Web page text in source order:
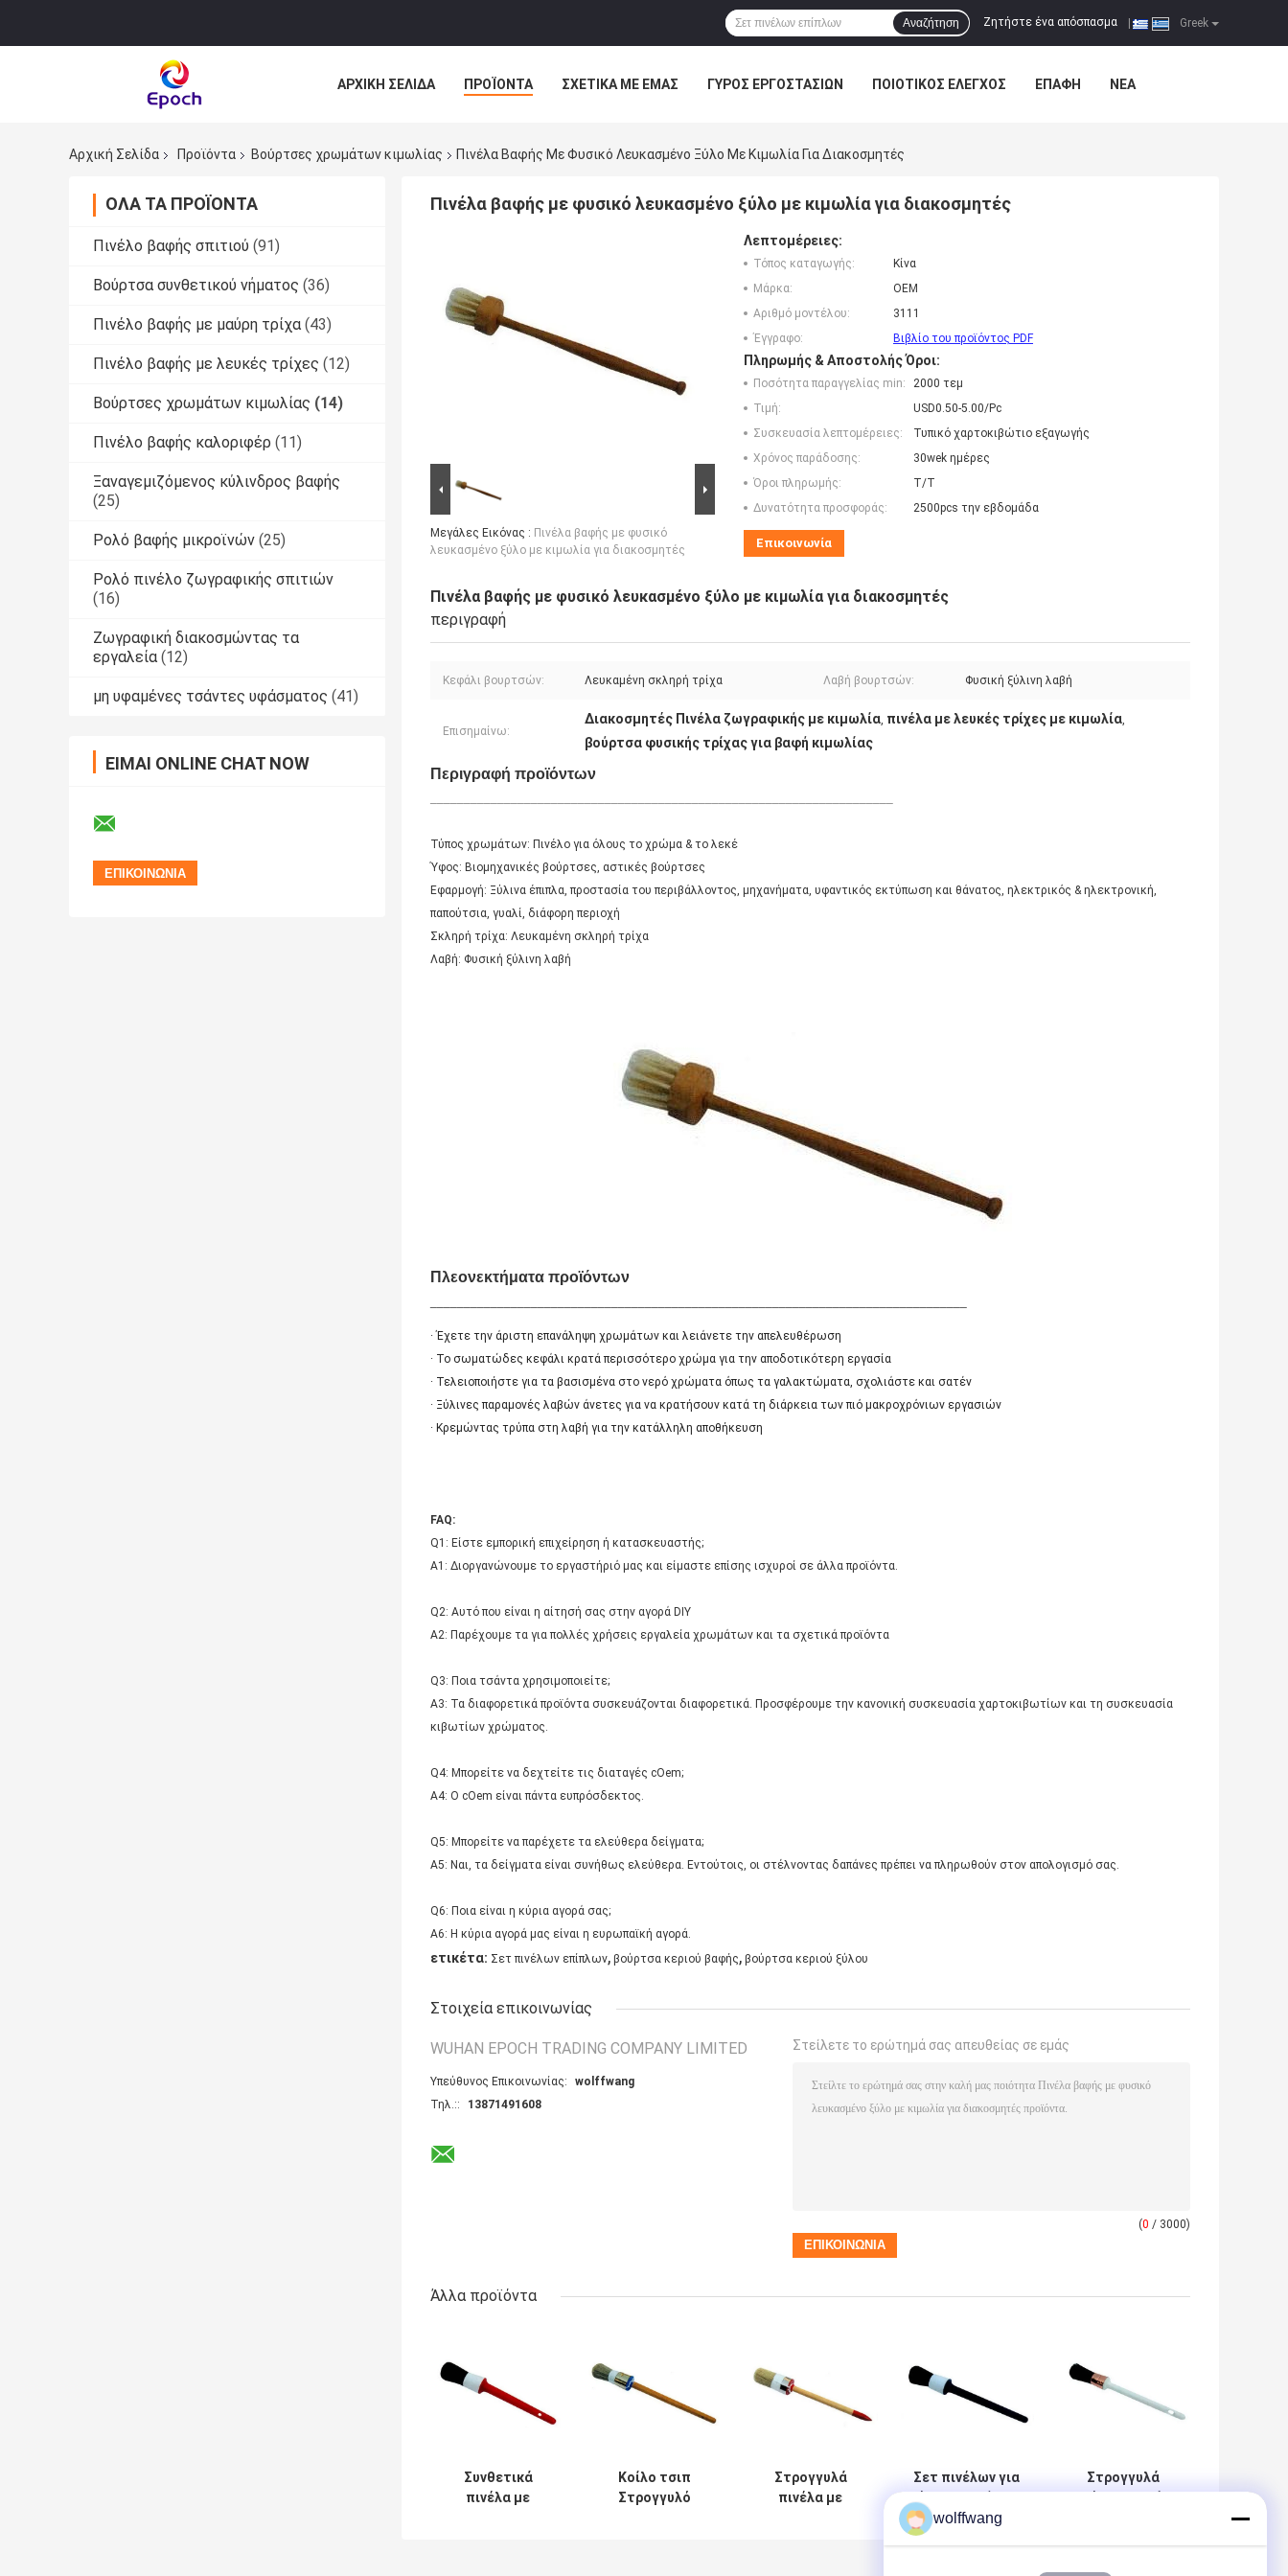
Greek
Ζητήστε ένα απόσπασμα
Αναζήτηση
ΑΡΧΙΚΉ ΣΕΛΊΔΑ ΠΡΟΪΌΝΤΑ ΣΧΕΤΙΚΆ ΜΕ ΕΜΆΣ ΓΎΡΟΣ ΕΡΓΟΣΤΑΣΊΩΝ ΠΟΙΟΤΙΚΌΣ ΈΛΕΓΧΟΣ ΕΠΑΦΉ ΝΈΑ
Αρχική Σελίδα
Προϊόντα Βούρτσες χρωμάτων κιμωλίας Πινέλα Βαφής Με Φυσικό Λευκασμένο Ξύλο Με Κιμωλία Για Διακοσμητές
ΌΛΑ ΤΑ ΠΡΟΪΌΝΤΑ
Πινέλο βαφής σπιτιού (91)
Βούρτσα συνθετικού νήματος (36)
Πινέλο βαφής με μαύρη τρίχα (43)
Πινέλο βαφής με λευκές τρίχες (12)
Βούρτσες χρωμάτων κιμωλίας (14)
Πινέλο βαφής καλοριφέρ (11)
Ξαναγεμιζόμενος κύλινδρος βαφής
(25)
Ρολό βαφής μικροϊνών (25)
Ρολό πινέλο ζωγραφικής σπιτιών
(16)
Ζωγραφική διακοσμώντας τα
εργαλεία (12)
μη υφαμένες τσάντες υφάσματος (41)
ΕΊΜΑΙ ONLINE CHAT NOW
Πινέλα βαφής με φυσικό λευκασμένο ξύλο με κιμωλία για διακοσμητές
Μεγάλες Εικόνας : Πινέλα βαφής με φυσικό
λευκασμένο ξύλο με κιμωλία για διακοσμητές
Λεπτομέρειες:
Τόπος καταγωγής:
Κίνα
Μάρκα:
OEM
Αριθμό μοντέλου:
3111
Έγγραφο:
Βιβλίο του προϊόντος PDF
Πληρωμής & Αποστολής Όροι:
Ποσότητα παραγγελίας min:
2000 τεμ
Τιμή:
USD0.50-5.00/Pc
Συσκευασία λεπτομέρειες:
Τυπικό χαρτοκιβώτιο εξαγωγής
Χρόνος παράδοσης:
30wek ημέρες
Όροι πληρωμής:
T/T
Δυνατότητα προσφοράς:
2500pcs την εβδομάδα
Επικοινωνία
Πινέλα βαφής με φυσικό λευκασμένο ξύλο με κιμωλία για διακοσμητές
περιγραφή
Κεφάλι βουρτσών: Λευκαμένη σκληρή τρίχα Λαβή βουρτσών: Φυσική ξύλινη λαβή
Επισημαίνω:
Διακοσμητές Πινέλα ζωγραφικής με κιμωλία, πινέλα με λευκές τρίχες με κιμωλία,
βούρτσα φυσικής τρίχας για βαφή κιμωλίας
Περιγραφή προϊόντων
Τύπος χρωμάτων: Πινέλο για όλους το χρώμα & το λεκέ
Ύφος: Βιομηχανικές βούρτσες, αστικές βούρτσες
Εφαρμογή: Ξύλινα έπιπλα, προστασία του περιβάλλοντος, μηχανήματα, υφαντικός εκτύπωση και θάνατος, ηλεκτρικός & ηλεκτρονική,
παπούτσια, γυαλί, διάφορη περιοχή
Σκληρή τρίχα: Λευκαμένη σκληρή τρίχα
Λαβή: Φυσική ξύλινη λαβή
Πλεονεκτήματα προϊόντων
· Έχετε την άριστη επανάληψη χρωμάτων και λειάνετε την απελευθέρωση
· Το σωματώδες κεφάλι κρατά περισσότερο χρώμα για την αποδοτικότερη εργασία
· Τελειοποιήστε για τα βασισμένα στο νερό χρώματα όπως τα γαλακτώματα, σχολιάστε και σατέν
· Ξύλινες παραμονές λαβών άνετες για να κρατήσουν κατά τη διάρκεια των πιό μακροχρόνιων εργασιών
· Κρεμώντας τρύπα στη λαβή για την κατάλληλη αποθήκευση
FAQ:
Q1: Είστε εμπορική επιχείρηση ή κατασκευαστής;
Α1: Διοργανώνουμε το εργαστήριό μας και είμαστε επίσης ισχυροί σε άλλα προϊόντα.
Q2: Αυτό που είναι η αίτησή σας στην αγορά DIY
A2: Παρέχουμε τα για πολλές χρήσεις εργαλεία χρωμάτων και τα σχετικά προϊόντα
Q3: Ποια τσάντα χρησιμοποιείτε;
A3: Τα διαφορετικά προϊόντα συσκευάζονται διαφορετικά. Προσφέρουμε την κανονική συσκευασία χαρτοκιβωτίων και τη συσκευασία
κιβωτίων χρώματος.
Q4: Μπορείτε να δεχτείτε τις διαταγές cOem;
A4: Ο cOem είναι πάντα ευπρόσδεκτος.
Q5: Μπορείτε να παρέχετε τα ελεύθερα δείγματα;
A5: Ναι, τα δείγματα είναι συνήθως ελεύθερα. Εντούτοις, οι στέλνοντας δαπάνες πρέπει να πληρωθούν στον απολογισμό σας.
Q6: Ποια είναι η κύρια αγορά σας;
A6: Η κύρια αγορά μας είναι η ευρωπαϊκή αγορά.
ετικέτα: Σετ πινέλων επίπλων, βούρτσα κεριού βαφής, βούρτσα κεριού ξύλου
Στοιχεία επικοινωνίας
WUHAN EPOCH TRADING COMPANY LIMITED
Υπεύθυνος Επικοινωνίας:
wolffwang
Τηλ.::
13871491608
Στείλετε το ερώτημά σας απευθείας σε εμάς
(0 / 3000)
Άλλα προϊόντα
Συνθετικά
πινέλα με
Κοίλο τσιπ
Στρογγυλό
Στρογγυλά
πινέλα με
Σετ πινέλων για
τρίχας Βούρτσες
Στρογγυλά
wolffwang